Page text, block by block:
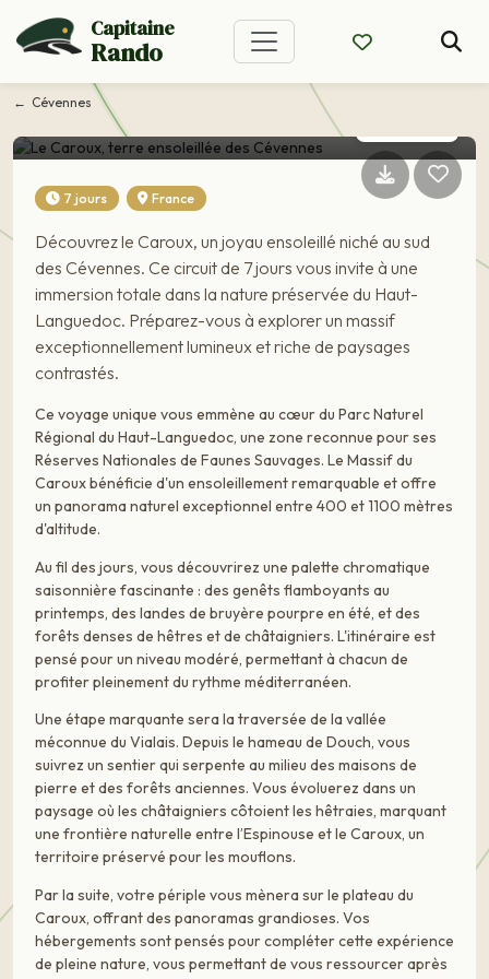
Capitaine
Rando
Cévennes
Voyage France
Le Caroux, terre
ensoleillée des
Cévennes
7 jours France
Découvrez le Caroux, un joyau ensoleillé niché au sud
des Cévennes. Ce circuit de 7 jours vous invite à une
immersion totale dans la nature préservée du Haut-
Languedoc. Préparez-vous à explorer un massif
exceptionnellement lumineux et riche de paysages
contrastés.
Ce voyage unique vous emmène au cœur du Parc Naturel
Régional du Haut-Languedoc, une zone reconnue pour ses
Réserves Nationales de Faunes Sauvages. Le Massif du
Caroux bénéficie d'un ensoleillement remarquable et offre
un panorama naturel exceptionnel entre 400 et 1100 mètres
d'altitude.
Au fil des jours, vous découvrirez une palette chromatique
saisonnière fascinante : des genêts flamboyants au
printemps, des landes de bruyère pourpre en été, et des
forêts denses de hêtres et de châtaigniers. L'itinéraire est
pensé pour un niveau modéré, permettant à chacun de
profiter pleinement du rythme méditerranéen.
Une étape marquante sera la traversée de la vallée
méconnue du Vialais. Depuis le hameau de Douch, vous
suivrez un sentier qui serpente au milieu des maisons de
pierre et des forêts anciennes. Vous évoluerez dans un
paysage où les châtaigniers côtoient les hêtraies, marquant
une frontière naturelle entre l’Espinouse et le Caroux, un
territoire préservé pour les mouflons.
Par la suite, votre périple vous mènera sur le plateau du
Caroux, offrant des panoramas grandioses. Vos
hébergements sont pensés pour compléter cette expérience
de pleine nature, vous permettant de vous ressourcer après